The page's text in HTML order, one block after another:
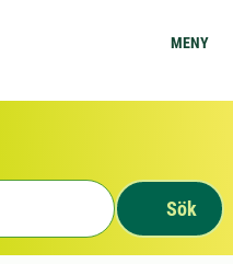
MENY
Sök